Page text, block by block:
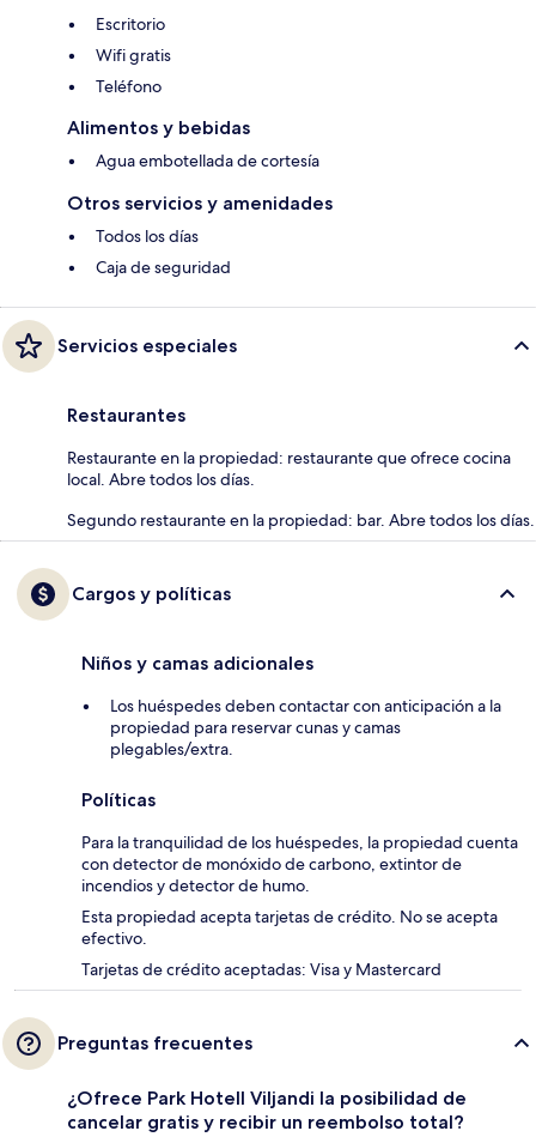
Escritorio
Wifi gratis
Teléfono
Alimentos y bebidas
Agua embotellada de cortesía
Otros servicios y amenidades
Todos los días
Caja de seguridad
Servicios especiales
Restaurantes
Restaurante en la propiedad: restaurante que ofrece cocina
local. Abre todos los días.
Segundo restaurante en la propiedad: bar. Abre todos los días.
Cargos y políticas
Niños y camas adicionales
Los huéspedes deben contactar con anticipación a la
propiedad para reservar cunas y camas
plegables/extra.
Políticas
Para la tranquilidad de los huéspedes, la propiedad cuenta
con detector de monóxido de carbono, extintor de
incendios y detector de humo.
Esta propiedad acepta tarjetas de crédito. No se acepta
efectivo.
Tarjetas de crédito aceptadas: Visa y Mastercard
Preguntas frecuentes
¿Ofrece Park Hotell Viljandi la posibilidad de
cancelar gratis y recibir un reembolso total?